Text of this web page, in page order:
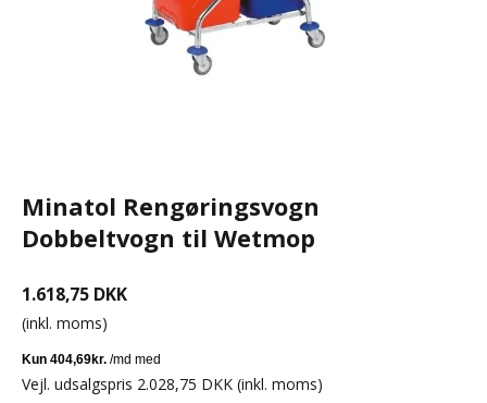
Minatol Rengøringsvogn
Dobbeltvogn til Wetmop
1.618,75 DKK
(inkl. moms)
Vejl. udsalgspris 2.028,75 DKK (inkl. moms)